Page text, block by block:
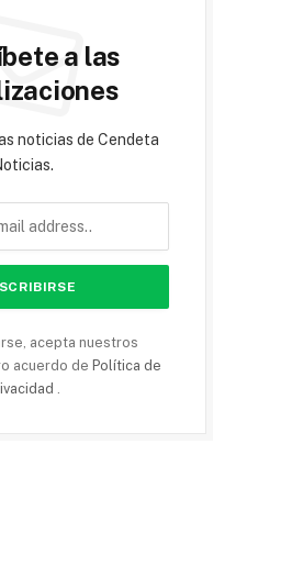
a las
noticias de Cendeta
acepta nuestros
acuerdo de Política de
.